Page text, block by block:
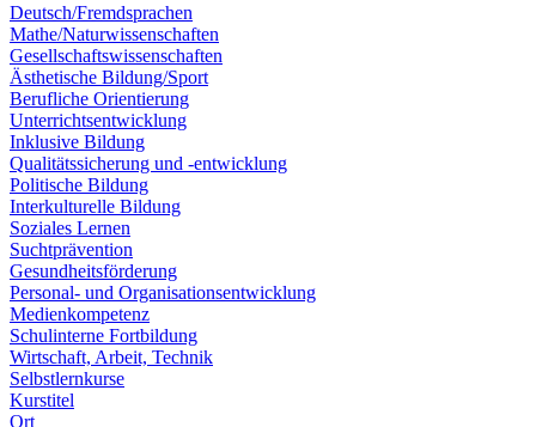
Deutsch/Fremdsprachen
Mathe/Naturwissenschaften
Gesellschaftswissenschaften
Ästhetische Bildung/Sport
Berufliche Orientierung
Unterrichtsentwicklung
Inklusive Bildung
Qualitätssicherung und -entwicklung
Politische Bildung
Interkulturelle Bildung
Soziales Lernen
Suchtprävention
Gesundheitsförderung
Personal- und Organisationsentwicklung
Medienkompetenz
Schulinterne Fortbildung
Wirtschaft, Arbeit, Technik
Selbstlernkurse
Kurstitel
Ort